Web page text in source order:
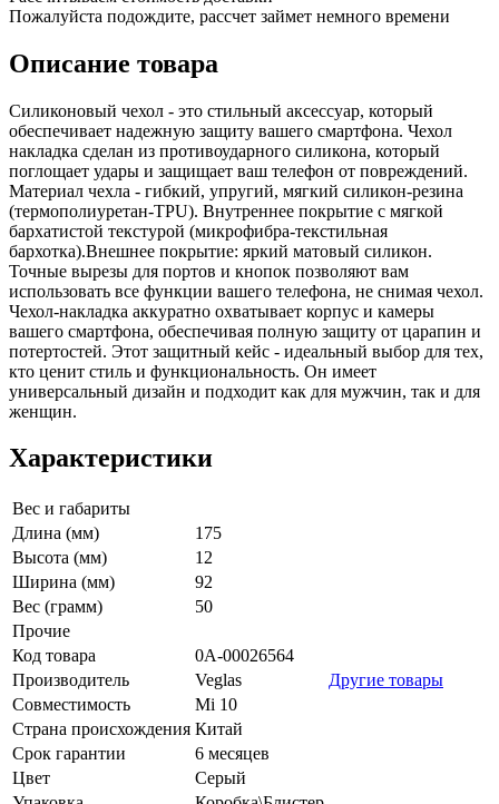
Пожалуйста подождите, рассчет займет немного времени
Описание товара
Силиконовый чехол - это стильный аксессуар, который
обеспечивает надежную защиту вашего смартфона. Чехол
накладка сделан из противоударного силикона, который
поглощает удары и защищает ваш телефон от повреждений.
Материал чехла - гибкий, упругий, мягкий силикон-резина
(термополиуретан-TPU). Внутреннее покрытие с мягкой
бархатистой текстурой (микрофибра-текстильная
бархотка).Внешнее покрытие: яркий матовый силикон.
Точные вырезы для портов и кнопок позволяют вам
использовать все функции вашего телефона, не снимая чехол.
Чехол-накладка аккуратно охватывает корпус и камеры
вашего смартфона, обеспечивая полную защиту от царапин и
потертостей. Этот защитный кейс - идеальный выбор для тех,
кто ценит стиль и функциональность. Он имеет
универсальный дизайн и подходит как для мужчин, так и для
женщин.
Характеристики
Вес и габариты
Длина (мм)
175
Высота (мм)
12
Ширина (мм)
92
Вес (грамм)
50
Прочие
Код товара
0А-00026564
Производитель
Veglas
Другие товары
Совместимость
Mi 10
Страна происхождения Китай
Срок гарантии
6 месяцев
Цвет
Серый